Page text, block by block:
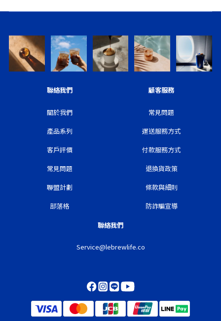
聯絡我們
關於我們
產品系列
客戶評價
常見問題
聯盟計劃
部落格
顧客服務
常見問題
運送服務方式
付款服務方式
退換貨政策
條款與細則
防詐騙宣導
聯絡我們
Service@lebrewlife.co